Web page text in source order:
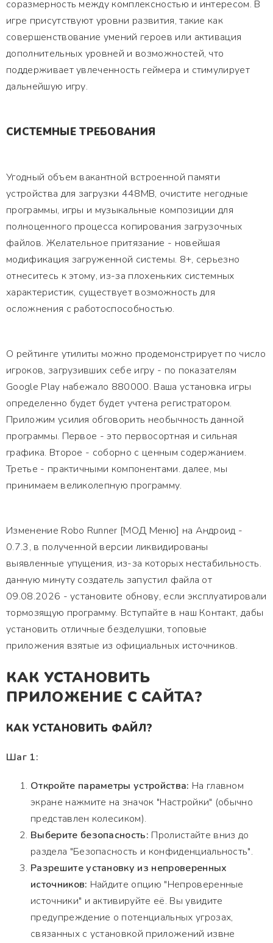
соразмерность между комплексностью и интересом. В
игре присутствуют уровни развития, такие как
совершенствование умений героев или активация
дополнительных уровней и возможностей, что
поддерживает увлеченность геймера и стимулирует
дальнейшую игру.
СИСТЕМНЫЕ ТРЕБОВАНИЯ
Угодный объем вакантной встроенной памяти
устройства для загрузки 448MB, очистите негодные
программы, игры и музыкальные композиции для
полноценного процесса копирования загрузочных
файлов. Желательное притязание - новейшая
модификация загруженной системы. 8+, серьезно
отнеситесь к этому, из-за плохеньких системных
характеристик, существует возможность для
осложнения с работоспособностью.
О рейтинге утилиты можно продемонстрирует по число
игроков, загрузивших себе игру - по показателям
Google Play набежало 880000. Ваша установка игры
определенно будет будет учтена регистратором.
Приложим усилия обговорить необычность данной
программы. Первое - это первосортная и сильная
графика. Второе - соборно с ценным содержанием.
Третье - практичными компонентами. далее, мы
принимаем великолепную программу.
Изменение Robo Runner [МОД Меню] на Андроид -
0.7.3, в полученной версии ликвидированы
выявленные упущения, из-за которых нестабильность.
данную минуту создатель запустил файла от
09.08.2026 - установите обнову, если эксплуатировали
тормозящую программу. Вступайте в наш Контакт, дабы
установить отличные безделушки, топовые
приложения взятые из официальных источников.
КАК УСТАНОВИТЬ
ПРИЛОЖЕНИЕ С САЙТА?
КАК УСТАНОВИТЬ ФАЙЛ?
Шаг 1:
Откройте параметры устройства: На главном
экране нажмите на значок "Настройки" (обычно
представлен колесиком).
Выберите безопасность: Пролистайте вниз до
раздела "Безопасность и конфиденциальность".
Разрешите установку из непроверенных
источников: Найдите опцию "Непроверенные
источники" и активируйте её. Вы увидите
предупреждение о потенциальных угрозах,
связанных с установкой приложений извне